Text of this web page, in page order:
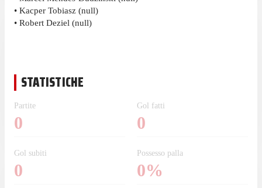
• Kacper Tobiasz (null)
• Robert Deziel (null)
STATISTICHE
Partite
0
Gol fatti
0
Gol subiti
0
Possesso palla
0%